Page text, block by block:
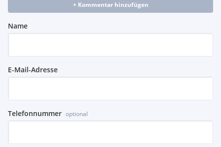
+ Kommentar hinzufügen
Name
E-Mail-Adresse
Telefonnummer optional